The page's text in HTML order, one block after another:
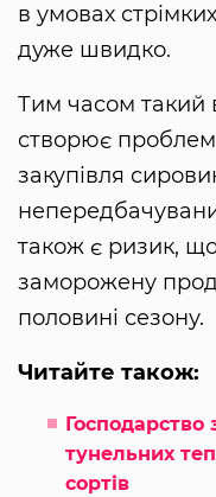
в умовах
дуже швидко.
Тим часом такий
створює
закупівля
також є ризик,
заморожену
половині сезону.
Читайте також:
тунельних
сортів